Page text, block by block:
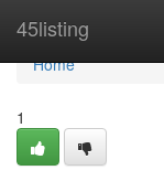
45listing
Home
Home
1